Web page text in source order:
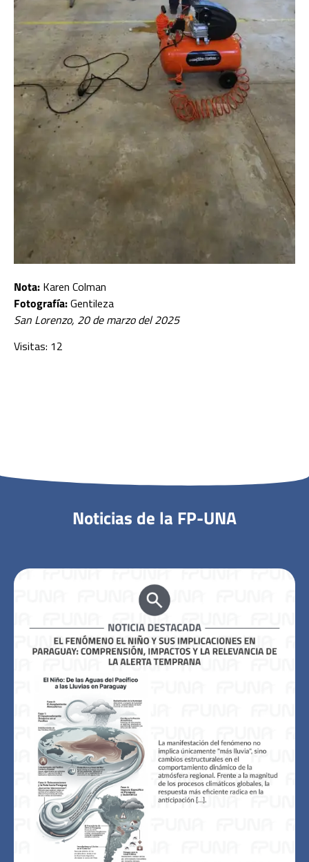
Nota: Karen Colman
Fotografía:Gentileza
San Lorenzo, 20 de marzo del 2025
Visitas: 12
Noticias de la FP-UNA